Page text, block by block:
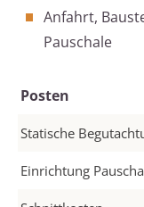
Anfahrt,
Pauschale
Posten
Statische
Einrichtung